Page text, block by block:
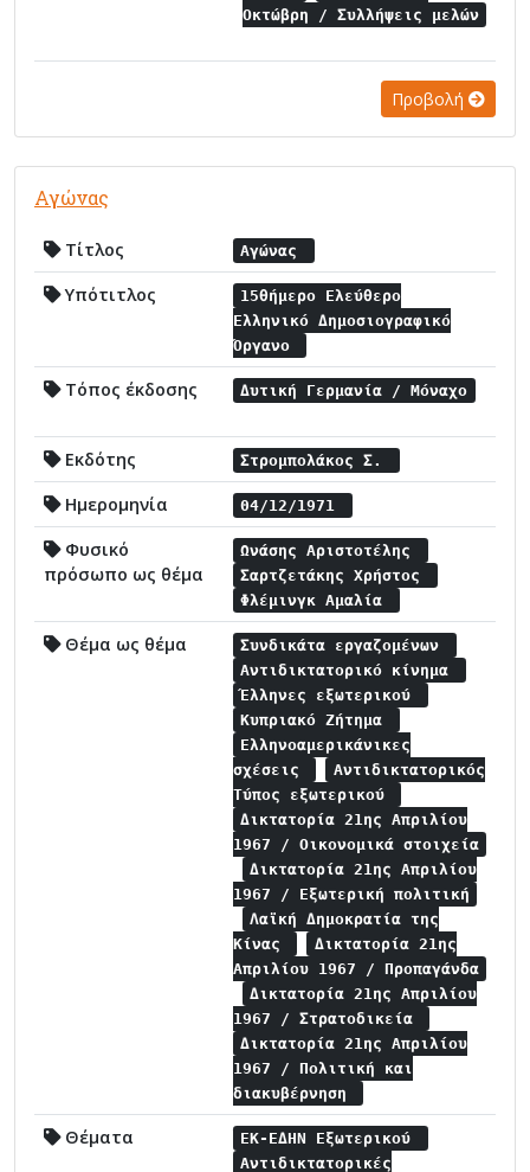
Οκτώβρη / Συλλήψεις μελών
Προβολή
Αγώνας
Τίτλος Αγώνας
Υπότιτλος
15θήμερο Ελεύθερο
Ελληνικό Δημοσιογραφικό
Όργανο
Τόπος έκδοσης Δυτική Γερμανία / Μόναχο
Εκδότης Στρομπολάκος Σ.
Ημερομηνία 04/12/1971
Φυσικό
πρόσωπο ως θέμα
Ωνάσης Αριστοτέλης
Σαρτζετάκης Χρήστος
Φλέμινγκ Αμαλία
Θέμα ως θέμα
Συνδικάτα εργαζομένων
Αντιδικτατορικό κίνημα
Έλληνες εξωτερικού
Κυπριακό Ζήτημα
Ελληνοαμερικάνικες
σχέσεις
Αντιδικτατορικός
Τύπος εξωτερικού
Δικτατορία 21ης Απριλίου
1967 / Οικονομικά στοιχεία
Δικτατορία 21ης Απριλίου
1967 / Εξωτερική πολιτική
Λαϊκή Δημοκρατία της
Κίνας
Δικτατορία 21ης
Απριλίου 1967 / Προπαγάνδα
Δικτατορία 21ης Απριλίου
1967 / Στρατοδικεία
Δικτατορία 21ης Απριλίου
1967 / Πολιτική και
διακυβέρνηση
Θέματα
ΕΚ-ΕΔΗΝ Εξωτερικού
Αντιδικτατορικές